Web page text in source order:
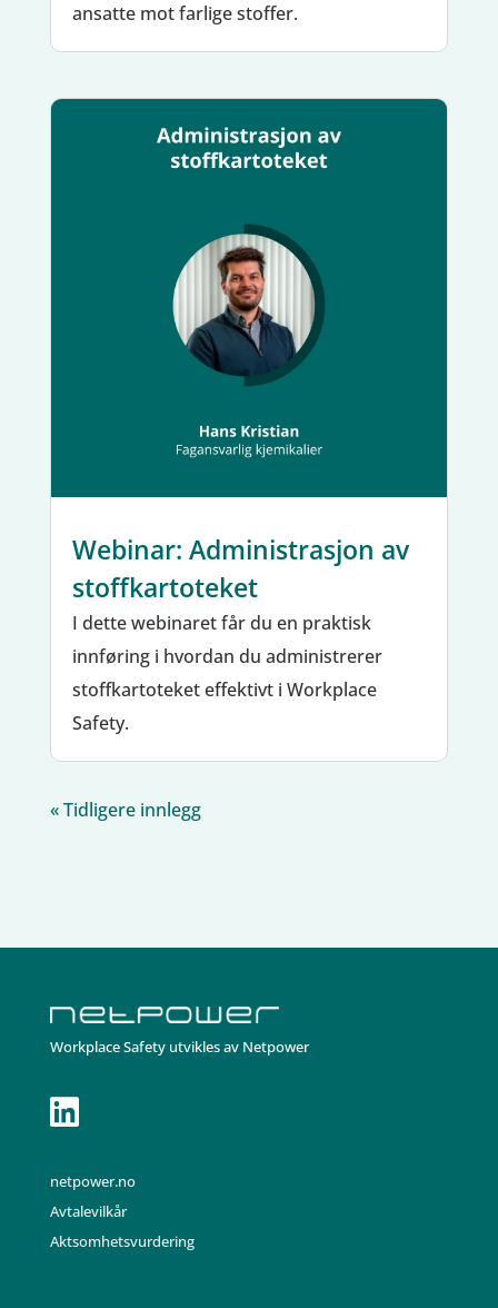
ansatte mot farlige stoffer.
Webinar: Administrasjon av
stoffkartoteket
I dette webinaret får du en praktisk
innføring i hvordan du administrerer
stoffkartoteket effektivt i Workplace
Safety.
« Tidligere innlegg
Workplace Safety utvikles av Netpower

netpower.no
Avtalevilkår
Aktsomhetsvurdering